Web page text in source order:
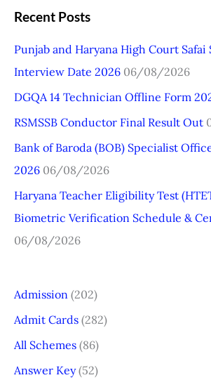
a
c
h
f
o
r
:
Recent Posts
Punjab and Haryana High Court Safai
Interview Date 2026 06/08/2026
DGQA 14 Technician Offline Form
RSMSSB Conductor Final Result Out
Bank of Baroda (BOB) Specialist
2026 06/08/2026
Haryana Teacher Eligibility Test
Biometric Verification Schedule &
06/08/2026
Admission (202)
Admit Cards (282)
All Schemes (86)
Answer Key(52)